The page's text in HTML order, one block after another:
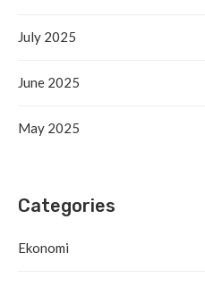
July 2025
June 2025
May 2025
Categories
Ekonomi